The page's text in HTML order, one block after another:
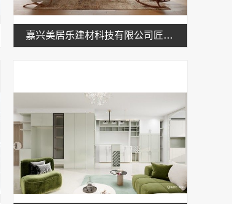
嘉兴美居乐建材科技有限公司匠心施工